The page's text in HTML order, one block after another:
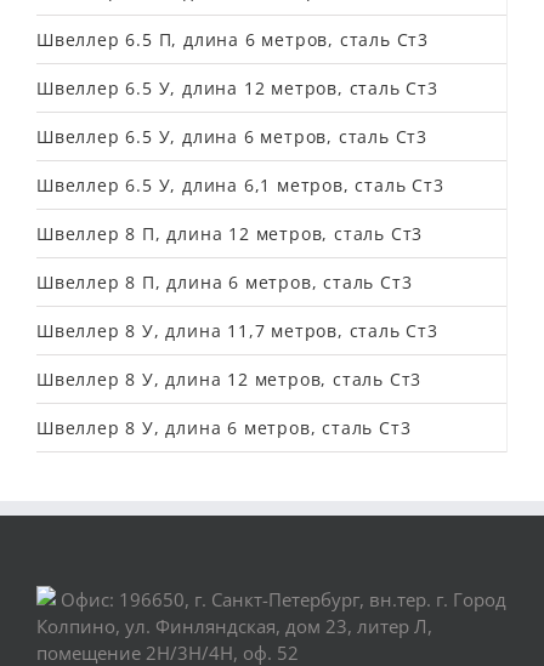
Швеллер 6.5 П, длина 6 метров, сталь Ст3
Швеллер 6.5 У, длина 12 метров, сталь Ст3
Швеллер 6.5 У, длина 6 метров, сталь Ст3
Швеллер 6.5 У, длина 6,1 метров, сталь Ст3
Швеллер 8 П, длина 12 метров, сталь Ст3
Швеллер 8 П, длина 6 метров, сталь Ст3
Швеллер 8 У, длина 11,7 метров, сталь Ст3
Швеллер 8 У, длина 12 метров, сталь Ст3
Швеллер 8 У, длина 6 метров, сталь Ст3
Офис: 196650, г. Санкт-Петербург, вн.тер. г. Город
Колпино, ул. Финляндская, дом 23, литер Л,
помещение 2Н/3Н/4Н, оф. 52